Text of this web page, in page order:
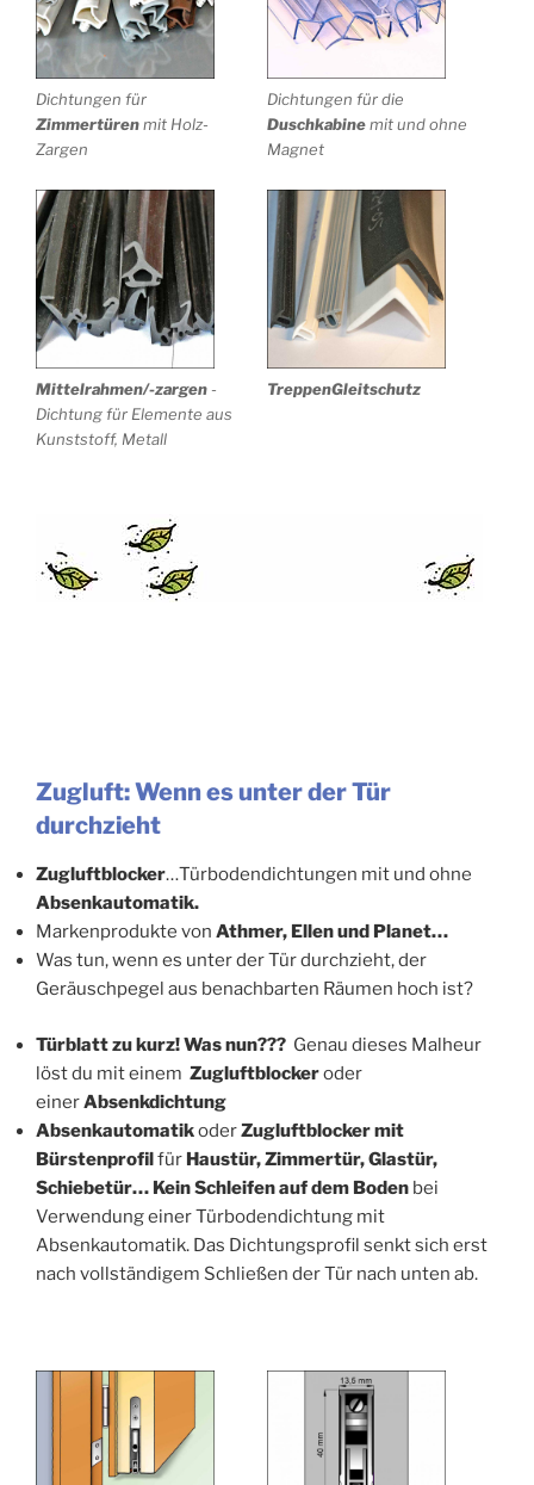
Dichtungen für
Zimmertürenmit Holz-
Zargen
Dichtungen für die
Duschkabinemit und ohne
Magnet
Mittelrahmen/-zargen-
Dichtung für Elemente aus
Kunststoff, Metall
TreppenGleitschutz
Zugluft: Wenn es unter der Tür
durchzieht
Zugluftblocker…Türbodendichtungen mit und ohne
Absenkautomatik.
Markenprodukte von Athmer, Ellen und Planet…
Was tun, wenn es unter der Tür durchzieht, der
Geräuschpegel aus benachbarten Räumen hoch ist?
Türblatt zu kurz!Was nun??? Genau dieses Malheur
löst du mit einem Zugluftblockeroder
einerAbsenkdichtung
AbsenkautomatikoderZugluftblocker mit
Bürstenprofilfür Haustür, Zimmertür,Glastür,
Schiebetür… Kein Schleifen auf dem Boden bei
Verwendung einer Türbodendichtung mit
Absenkautomatik. Das Dichtungsprofil senkt sich erst
nach vollständigem Schließen der Tür nach unten ab.